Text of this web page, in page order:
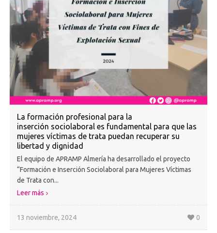
La formación profesional para la
inserción sociolaboral es fundamental para que las
mujeres víctimas de trata puedan recuperar su
libertad y dignidad
El equipo de APRAMP Almería ha desarrollado el proyecto
“Formación e Inserción Sociolaboral para Mujeres Víctimas
de Trata con...
Leer más
13 noviembre, 2024 0